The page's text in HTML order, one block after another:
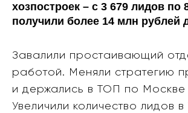
хозпостроек – с 3 679 лидов по
получили более 14 млн рублей
Завалили простаивающий
работой. Меняли стратегию
и держались в ТОП по
Увеличили количество лидов в